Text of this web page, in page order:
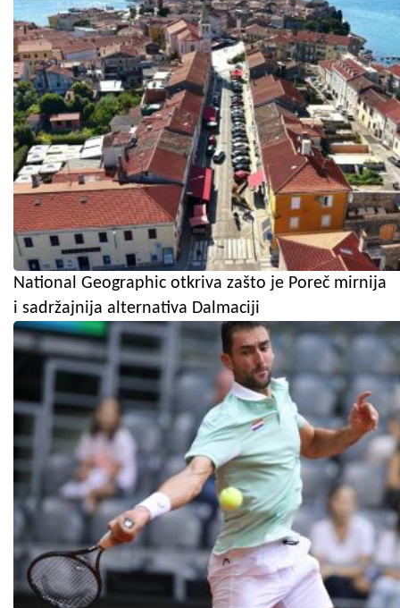
National Geographic otkriva zašto je Poreč mirnija
i sadržajnija alternativa Dalmaciji